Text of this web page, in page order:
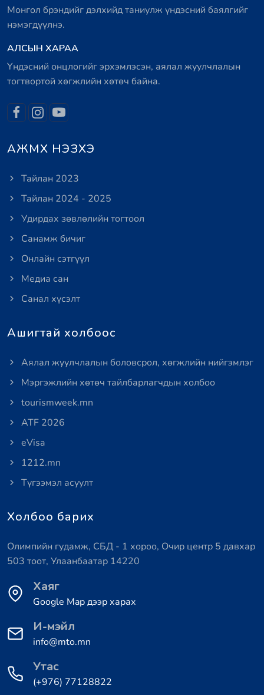
Монгол брэндийг дэлхийд таниулж үндэсний баялгийг
нэмэгдүүлнэ.
АЛСЫН ХАРАА
Үндэсний онцлогийг эрхэмлэсэн, аялал жуулчлалын
тогтвортой хөгжлийн хөтөч байна.
АЖМХ НЭЗХЭ
Тайлан 2023
Тайлан 2024 - 2025
Удирдах зөвлөлийн тогтоол
Санамж бичиг
Онлайн сэтгүүл
Медиа сан
Санал хүсэлт
Ашигтай холбоос
Аялал жуулчлалын боловсрол, хөгжлийн нийгэмлэг
Мэргэжлийн хөтөч тайлбарлагчдын холбоо
tourismweek.mn
ATF 2026
eVisa
1212.mn
Түгээмэл асуулт
Холбоо барих
Олимпийн гудамж, СБД - 1 хороо, Очир центр 5 давхар
503 тоот, Улаанбаатар 14220
Хаяг
Google Map дээр харах
И-мэйл
info@mto.mn
Утас
(+976) 77128822